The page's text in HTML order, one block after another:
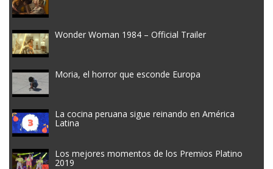
Wonder Woman 1984 – Official Trailer
Moria, el horror que esconde Europa
La cocina peruana sigue reinando en América
Latina
Los mejores momentos de los Premios Platino
2019